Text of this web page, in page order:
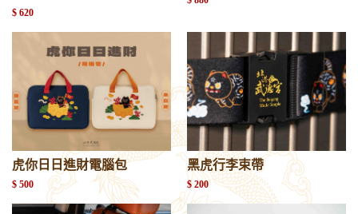
$ 620
虎你日日進財電腦包
$ 500
黑虎行李束帶
$ 200